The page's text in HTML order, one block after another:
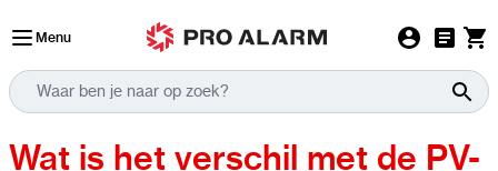
Menu
Wat is het verschil met de PV-